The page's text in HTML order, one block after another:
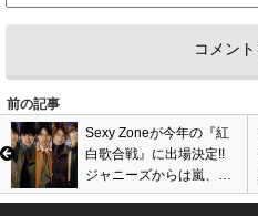
前の記事
Sexy Zoneが今年の『紅
白歌合戦』に出場決定!!
ジャニーズからは嵐、
SMAP、TOKIO、関ジャ